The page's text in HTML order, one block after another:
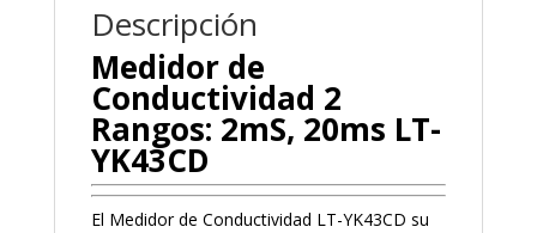
Descripción
Medidor de
Conductividad 2
Rangos: 2mS, 20ms LT-
YK43CD
El Medidor de Conductividad LT-YK43CD su